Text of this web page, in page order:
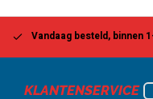
Vandaag besteld, binnen
KLANTENSERVICE